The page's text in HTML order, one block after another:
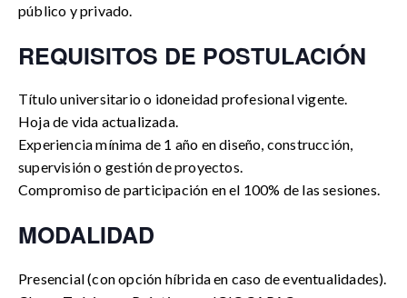
público y privado.
REQUISITOS DE POSTULACIÓN
Título universitario o idoneidad profesional vigente.
Hoja de vida actualizada.
Experiencia mínima de 1 año en diseño, construcción,
supervisión o gestión de proyectos.
Compromiso de participación en el 100% de las sesiones.
MODALIDAD
Presencial (con opción híbrida en caso de eventualidades).